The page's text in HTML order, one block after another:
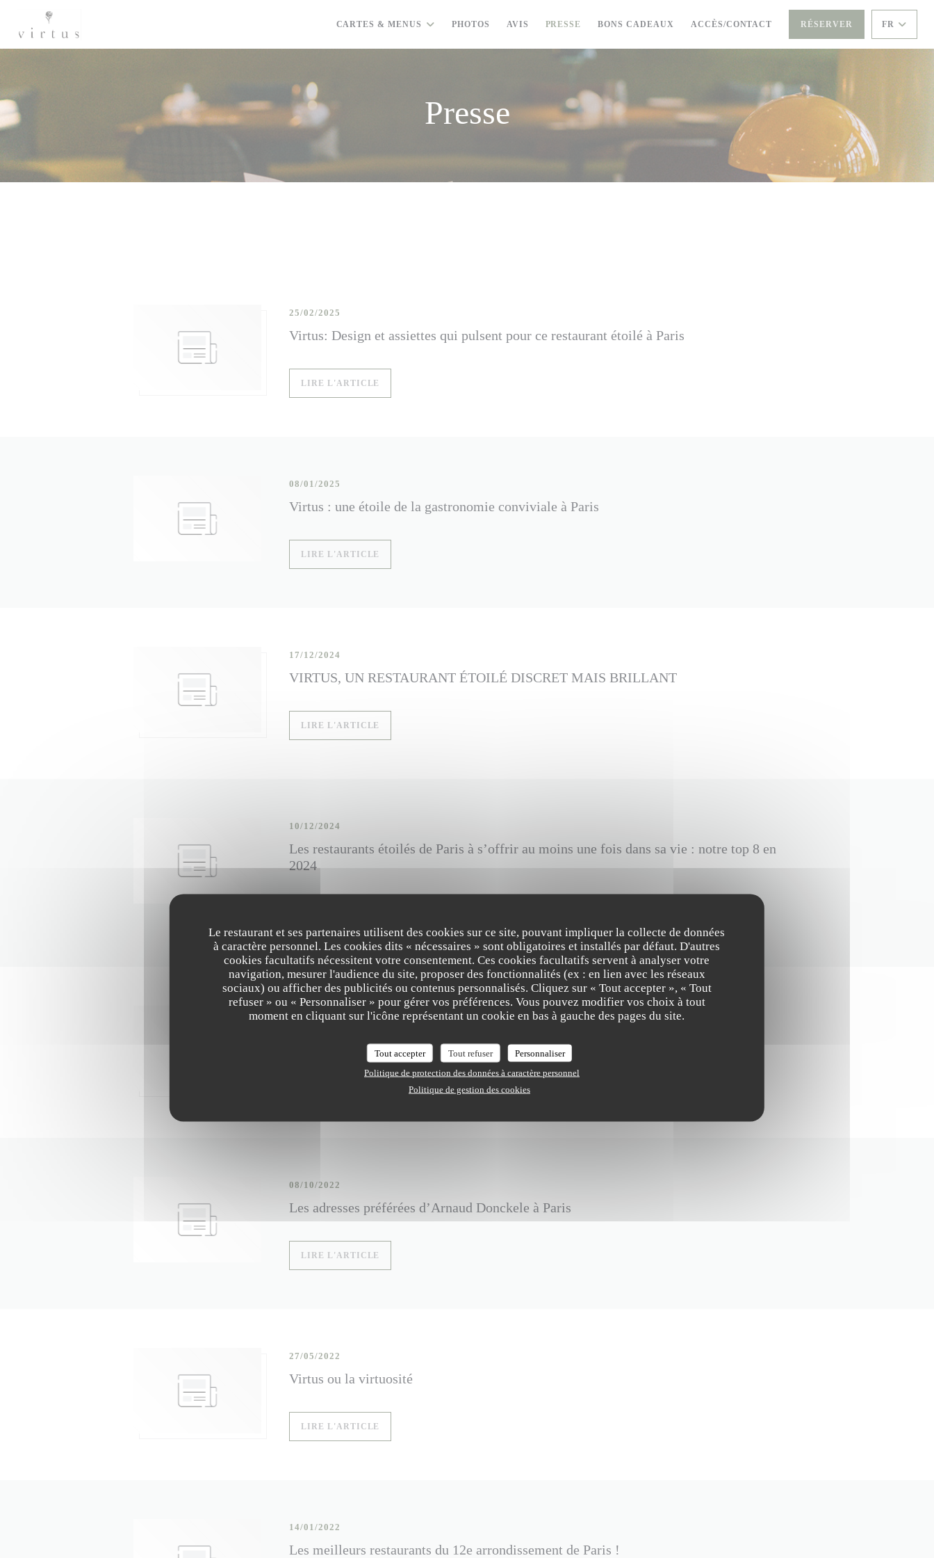
Le restaurant et ses partenaires utilisent des cookies sur ce site, pouvant impliquer la collecte de données
à caractère personnel. Les cookies dits « nécessaires » sont obligatoires et installés par défaut. D'autres
cookies facultatifs nécessitent votre consentement. Ces cookies facultatifs servent à analyser votre
navigation, mesurer l'audience du site, proposer des fonctionnalités (ex : en lien avec les réseaux
sociaux) ou afficher des publicités ou contenus personnalisés. Cliquez sur « Tout accepter », « Tout
refuser » ou « Personnaliser » pour gérer vos préférences. Vous pouvez modifier vos choix à tout
moment en cliquant sur l'icône représentant un cookie en bas à gauche des pages du site.
Tout accepter Tout refuser
Personnaliser
Politique de protection des données à caractère personnel
Politique de gestion des cookies
CARTES & MENUS PHOTOS AVIS PRESSE BONS CADEAUX ((OUVRE UNE NOUVELLE FENÊTRE))
ACCÈS/CONTACT RÉSERVER FR
Presse
Virtus: Design et assiettes qui pulsent pour ce restaurant étoilé à Paris
25/02/2025
LIRE L'ARTICLE
Virtus : une étoile de la gastronomie conviviale à Paris
08/01/2025
LIRE L'ARTICLE
VIRTUS, UN RESTAURANT ÉTOILÉ DISCRET MAIS BRILLANT
17/12/2024
LIRE L'ARTICLE
Les restaurants étoilés de Paris à s’offrir au moins une fois dans sa vie : notre top 8 en
2024
10/12/2024
02/04/2024
Les adresses préférées d’Arnaud Donckele à Paris
08/10/2022
LIRE L'ARTICLE
Virtus ou la virtuosité
27/05/2022
LIRE L'ARTICLE
Les meilleurs restaurants du 12e arrondissement de Paris !
14/01/2022